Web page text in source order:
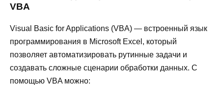
VBA
Visual Basic for Applications (VBA) — встроенный язык
программирования в Microsoft Excel, который
позволяет автоматизировать рутинные задачи и
создавать сложные сценарии обработки данных. С
помощью VBA можно: